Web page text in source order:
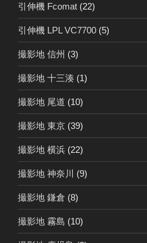
引伸機 Fcomat (22)
引伸機 LPL VC7700 (5)
撮影地 信州 (3)
撮影地 十三湊 (1)
撮影地 尾道 (10)
撮影地 東京 (39)
撮影地 横浜 (22)
撮影地 神奈川 (9)
撮影地 鎌倉 (8)
撮影地 霧島 (10)